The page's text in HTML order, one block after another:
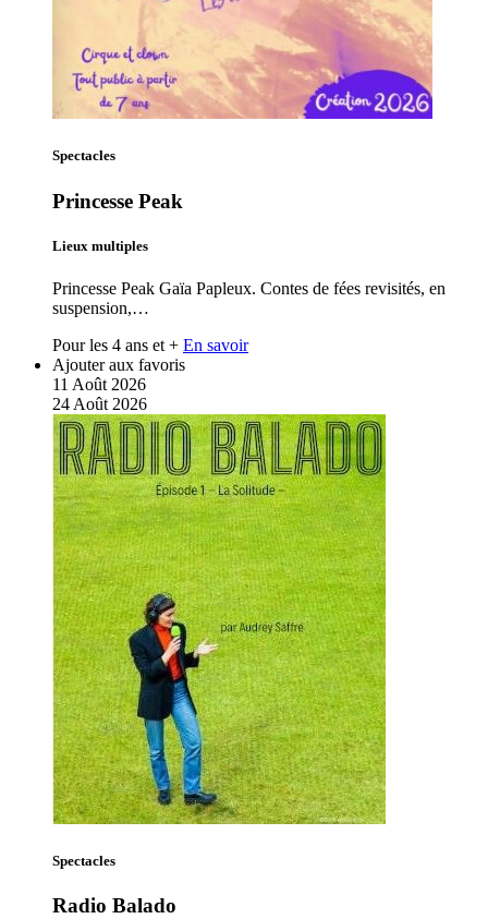
Spectacles
Princesse Peak
Lieux multiples
Princesse Peak Gaïa Papleux. Contes de fées revisités, en
suspension,…
Pour les 4 ans et + En savoir
Ajouter aux favoris
11 Août 2026
24 Août 2026
Spectacles
Radio Balado